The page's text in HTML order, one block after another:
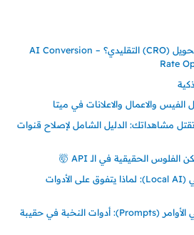
لماذا يفشل تحسين معدل التحويل (CRO) التقليدي؟ – AI Conversion
Rate
والاعمال والاعلانات في ميتا
مشاهداتك: الدليل الشامل لإصلاح قنوات
دليل الذكاء الاصطناعي المحلي (Local AI): لماذا يتفوق على الأدوات
خارطة طريق 2025 لمهندسي الأوامر (Prompts): أدوات النخبة في حقيبة